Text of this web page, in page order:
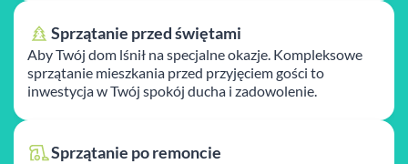
Sprzątanie przed świętami
Aby Twój dom lśnił na specjalne okazje. Kompleksowe
sprzątanie mieszkania przed przyjęciem gości to
inwestycja w Twój spokój ducha i zadowolenie.
Sprzątanie po remoncie